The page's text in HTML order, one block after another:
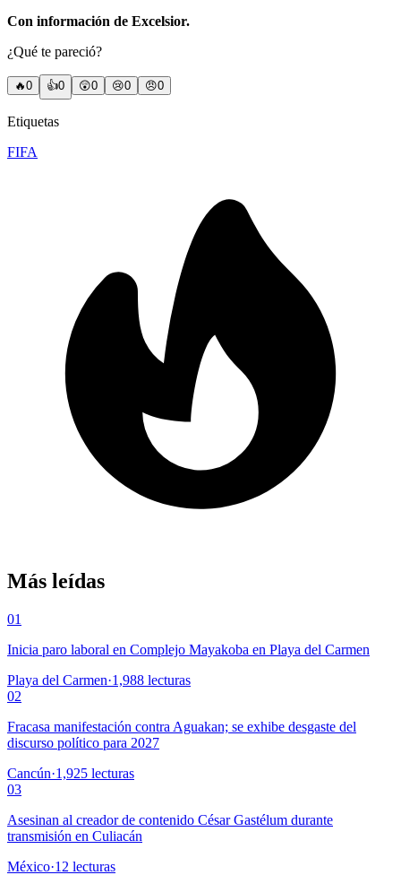
Con información de Excelsior.
¿Qué te pareció?
🔥0 👍0 😲0 😢0 😠0
Etiquetas
FIFA
Más leídas
01
Inicia paro laboral en Complejo Mayakoba en Playa del Carmen
Playa del Carmen·1,988 lecturas
02
Fracasa manifestación contra Aguakan; se exhibe desgaste del
discurso político para 2027
Cancún·1,925 lecturas
03
Asesinan al creador de contenido César Gastélum durante
transmisión en Culiacán
México·12 lecturas